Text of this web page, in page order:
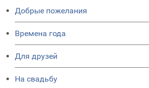
Добрые пожелания
Времена года
Для друзей
На свадьбу